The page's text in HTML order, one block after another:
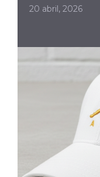
20 abril, 2026